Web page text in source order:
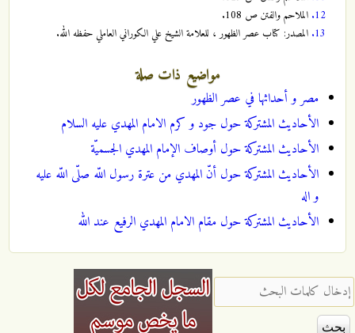
12. الملاحم والفتن ص 108.
13. المصدر: كتاب عصر الظهور ، للعلامة الشيخ علي الكوراني العاملي حفظه الله.
مواضيع ذات صلة
مصر و أحداثها في عصر الظهور
الأحاديث المشتركة حول جود و كرم الامام المهدي عليه السلام
الأحاديث المشتركة حول أوصاف الإمام المهدي الجسميّة
الأحاديث المشتركة حول أنّ المهدي من عترة رسول اللّه صلّى اللّه عليه
و اله‌
الأحاديث المشتركة حول مقام الامام المهدي الرفيع عند الله
‏إدخال كلمات البحث ‏